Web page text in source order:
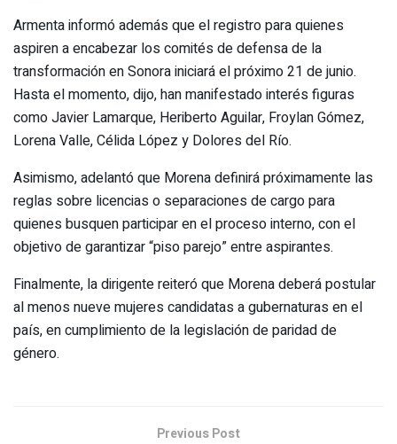
Armenta informó además que el registro para quienes
aspiren a encabezar los comités de defensa de la
transformación en Sonora iniciará el próximo 21 de junio.
Hasta el momento, dijo, han manifestado interés figuras
como Javier Lamarque, Heriberto Aguilar, Froylan Gómez,
Lorena Valle, Célida López y Dolores del Río.
Asimismo, adelantó que Morena definirá próximamente las
reglas sobre licencias o separaciones de cargo para
quienes busquen participar en el proceso interno, con el
objetivo de garantizar “piso parejo” entre aspirantes.
Finalmente, la dirigente reiteró que Morena deberá postular
al menos nueve mujeres candidatas a gubernaturas en el
país, en cumplimiento de la legislación de paridad de
género.
Previous Post